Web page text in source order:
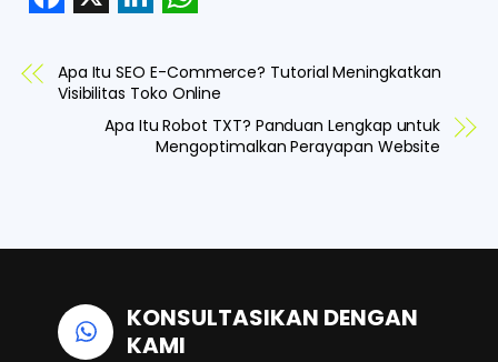
F
a
o
X L
i
n
k
I
W
h
a
t
p
Apa Itu SEO E-Commerce? Tutorial Meningkatkan
Visibilitas Toko Online
Apa Itu Robot TXT? Panduan Lengkap untuk
Mengoptimalkan Perayapan Website
KONSULTASIKAN DENGAN
KAMI